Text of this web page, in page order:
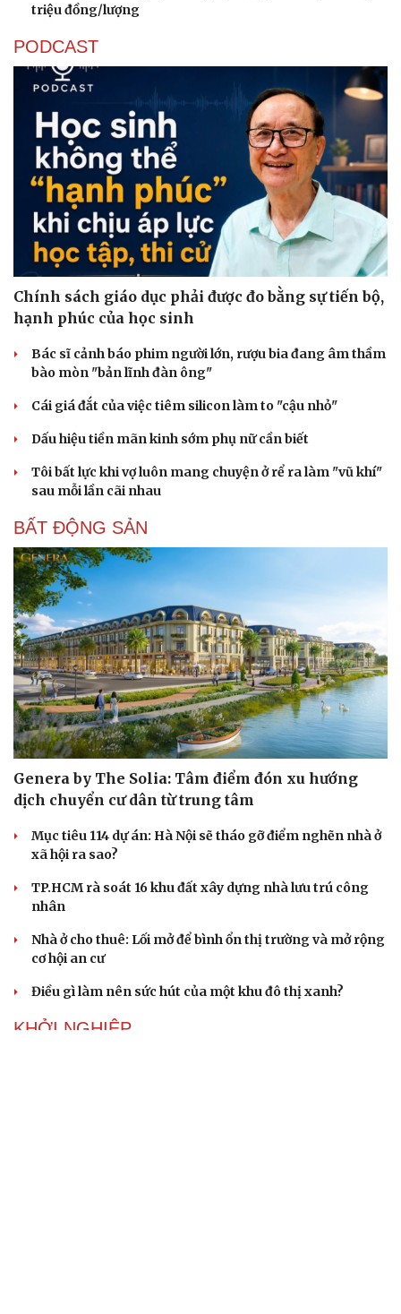
triệu đồng/lượng
PODCAST
Chính sách giáo dục phải được đo bằng sự tiến bộ,
hạnh phúc của học sinh
Bác sĩ cảnh báo phim người lớn, rượu bia đang âm thầm
bào mòn "bản lĩnh đàn ông"
Cái giá đắt của việc tiêm silicon làm to "cậu nhỏ"
Dấu hiệu tiền mãn kinh sớm phụ nữ cần biết
Tôi bất lực khi vợ luôn mang chuyện ở rể ra làm "vũ khí"
sau mỗi lần cãi nhau
BẤT ĐỘNG SẢN
Genera by The Solia: Tâm điểm đón xu hướng
dịch chuyển cư dân từ trung tâm
Mục tiêu 114 dự án: Hà Nội sẽ tháo gỡ điểm nghẽn nhà ở
xã hội ra sao?
TP.HCM rà soát 16 khu đất xây dựng nhà lưu trú công
nhân
Nhà ở cho thuê: Lối mở để bình ổn thị trường và mở rộng
cơ hội an cư
Điều gì làm nên sức hút của một khu đô thị xanh?
KHỞI NGHIỆP